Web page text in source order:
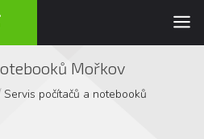
Mořkov
Servis počítačů a notebooků